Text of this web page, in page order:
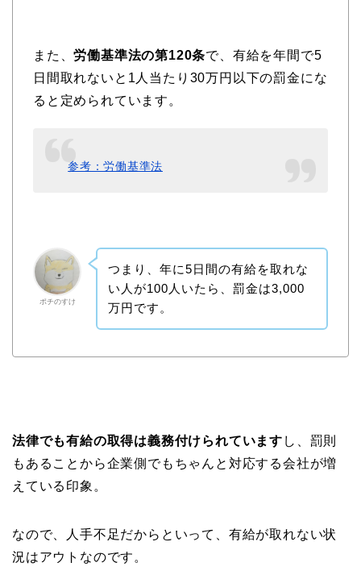
また、労働基準法の第120条で、有給を年間で5
日間取れないと1人当たり30万円以下の罰金にな
ると定められています。
参考：労働基準法
ポチのすけ
つまり、年に5日間の有給を取れな
い人が100人いたら、罰金は3,000
万円です。
法律でも有給の取得は義務付けられています し、罰則
もあることから企業側でもちゃんと対応する会社が増
えている印象。
なので、人手不足だからといって、有給が取れない状
況はアウトなのです。